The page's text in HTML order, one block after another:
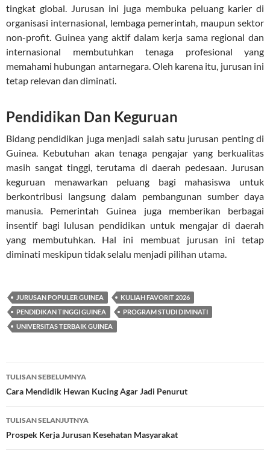
tingkat global. Jurusan ini juga membuka peluang karier di
organisasi internasional, lembaga pemerintah, maupun sektor
non-profit. Guinea yang aktif dalam kerja sama regional dan
internasional membutuhkan tenaga profesional yang
memahami hubungan antarnegara. Oleh karena itu, jurusan ini
tetap relevan dan diminati.
Pendidikan Dan Keguruan
Bidang pendidikan juga menjadi salah satu jurusan penting di
Guinea. Kebutuhan akan tenaga pengajar yang berkualitas
masih sangat tinggi, terutama di daerah pedesaan. Jurusan
keguruan menawarkan peluang bagi mahasiswa untuk
berkontribusi langsung dalam pembangunan sumber daya
manusia. Pemerintah Guinea juga memberikan berbagai
insentif bagi lulusan pendidikan untuk mengajar di daerah
yang membutuhkan. Hal ini membuat jurusan ini tetap
diminati meskipun tidak selalu menjadi pilihan utama.
JURUSAN POPULER GUINEA
KULIAH FAVORIT 2026
PENDIDIKAN TINGGI GUINEA
PROGRAM STUDI DIMINATI
UNIVERSITAS TERBAIK GUINEA
Navigasi
Tulisan
TULISAN SEBELUMNYA
Cara Mendidik Hewan Kucing Agar Jadi Penurut
TULISAN SELANJUTNYA
Prospek Kerja Jurusan Kesehatan Masyarakat